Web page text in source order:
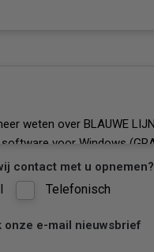
contact met u opnemen?
Telefonisch
onze e-mail nieuwsbrief